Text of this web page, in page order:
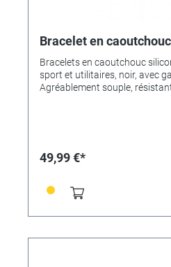
Bracelet en
Bracelets en caoutchouc
sport et utilitaires, noir, avec
Agréablement souple,
49,99 €*